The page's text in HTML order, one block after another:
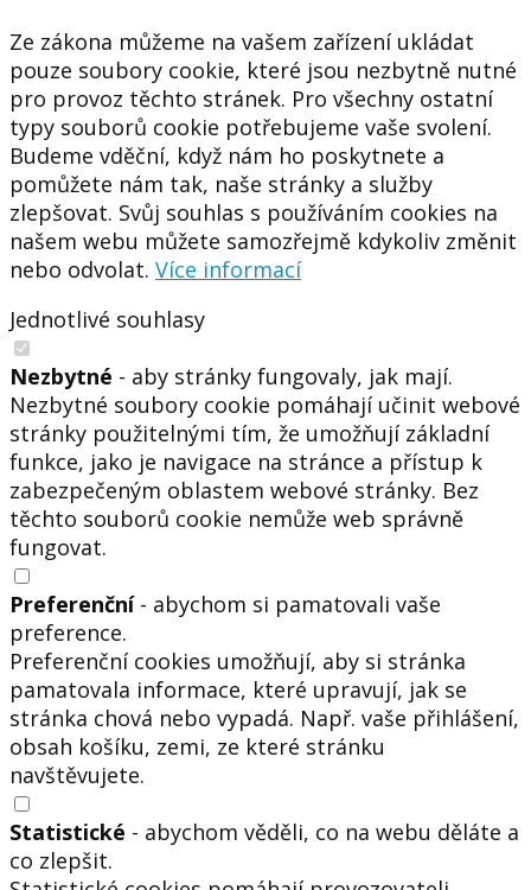
Ze zákona můžeme na vašem zařízení ukládat
pouze soubory cookie, které jsou nezbytně nutné
pro provoz těchto stránek. Pro všechny ostatní
typy souborů cookie potřebujeme vaše svolení.
Budeme vděční, když nám ho poskytnete a
pomůžete nám tak, naše stránky a služby
zlepšovat. Svůj souhlas s používáním cookies na
našem webu můžete samozřejmě kdykoliv změnit
nebo odvolat. Více informací
Jednotlivé souhlasy
Nezbytné - aby stránky fungovaly, jak mají.
Nezbytné soubory cookie pomáhají učinit webové
stránky použitelnými tím, že umožňují základní
funkce, jako je navigace na stránce a přístup k
zabezpečeným oblastem webové stránky. Bez
těchto souborů cookie nemůže web správně
fungovat.
Preferenční- abychom si pamatovali vaše
preference.
Preferenční cookies umožňují, aby si stránka
pamatovala informace, které upravují, jak se
stránka chová nebo vypadá. Např. vaše přihlášení,
obsah košíku, zemi, ze které stránku
navštěvujete.
Statistické - abychom věděli, co na webu děláte a
co zlepšit.